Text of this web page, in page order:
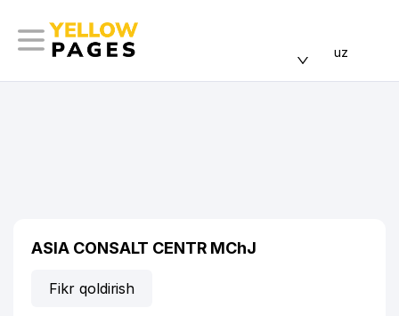
uz
ASIA CONSALT CENTR MChJ
Fikr qoldirish